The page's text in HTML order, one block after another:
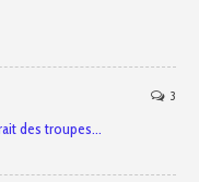
3
des troupes…